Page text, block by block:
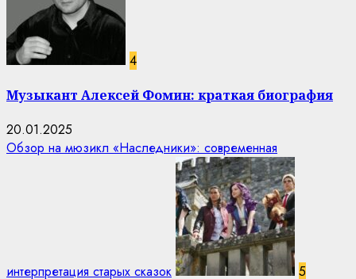
4
Музыкант Алексей Фомин: краткая биография
20.01.2025
Обзор на мюзикл «Наследники»: современная
интерпретация старых сказок 5